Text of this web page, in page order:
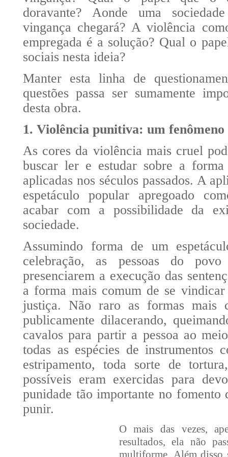
doravante? Aonde uma
vingança chegará? A violência
empregada é a solução? Qual o
sociais nesta ideia?
Manter esta linha de
questões passa ser sumamente
desta obra.
1. Violência punitiva: um fenômeno
As cores da violência mais cruel
buscar ler e estudar sobre a
aplicadas nos séculos passados. A
espetáculo popular apregoado
acabar com a possibilidade da
sociedade.
Assumindo forma de um
celebração, as pessoas do
presenciarem a execução das
a forma mais comum de se
justiça. Não raro as formas mais
publicamente dilacerando,
cavalos para partir a pessoa ao
todas as espécies de instrumentos
estripamento, toda sorte de
possíveis eram exercidas para
punidade tão importante no fomento
punir.
O mais das vezes,
resultados, ela não
multiforme. Além disso